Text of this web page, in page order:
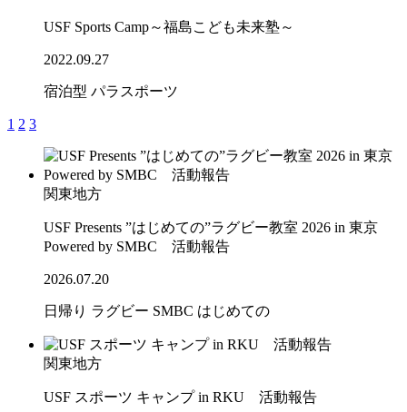
USF Sports Camp～福島こども未来塾～
2022.09.27
宿泊型 パラスポーツ
1 2 3
関東地方
USF Presents ”はじめての”ラグビー教室 2026 in 東京
Powered by SMBC 活動報告
2026.07.20
日帰り ラグビー SMBC はじめての
関東地方
USF スポーツ キャンプ in RKU 活動報告